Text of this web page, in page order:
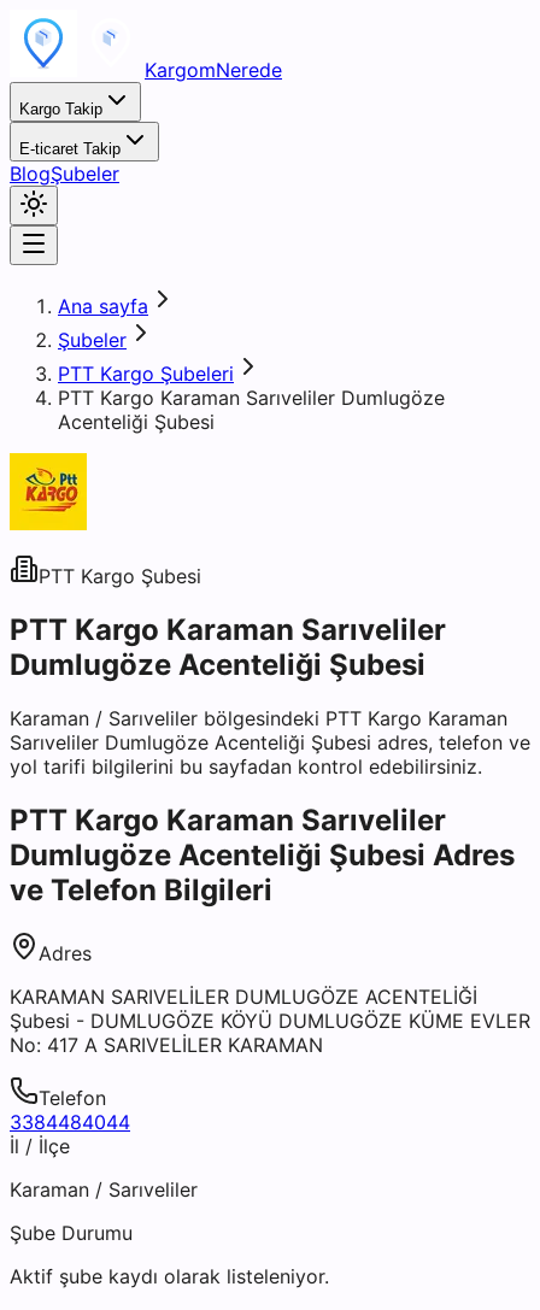
KargomNerede
Kargo Takip
E-ticaret Takip
BlogŞubeler
Ana sayfa
Şubeler
PTT Kargo Şubeleri
PTT Kargo Karaman Sarıveliler Dumlugöze
Acenteliği Şubesi
PTT Kargo Şubesi
PTT Kargo Karaman Sarıveliler
Dumlugöze Acenteliği Şubesi
Karaman / Sarıveliler bölgesindeki PTT Kargo Karaman
Sarıveliler Dumlugöze Acenteliği Şubesi adres, telefon ve
yol tarifi bilgilerini bu sayfadan kontrol edebilirsiniz.
PTT Kargo Karaman Sarıveliler
Dumlugöze Acenteliği Şubesi Adres
ve Telefon Bilgileri
Adres
KARAMAN SARIVELİLER DUMLUGÖZE ACENTELİĞİ
Şubesi - DUMLUGÖZE KÖYÜ DUMLUGÖZE KÜME EVLER
No: 417 A SARIVELİLER KARAMAN
Telefon
3384484044
İl / İlçe
Karaman / Sarıveliler
Şube Durumu
Aktif şube kaydı olarak listeleniyor.